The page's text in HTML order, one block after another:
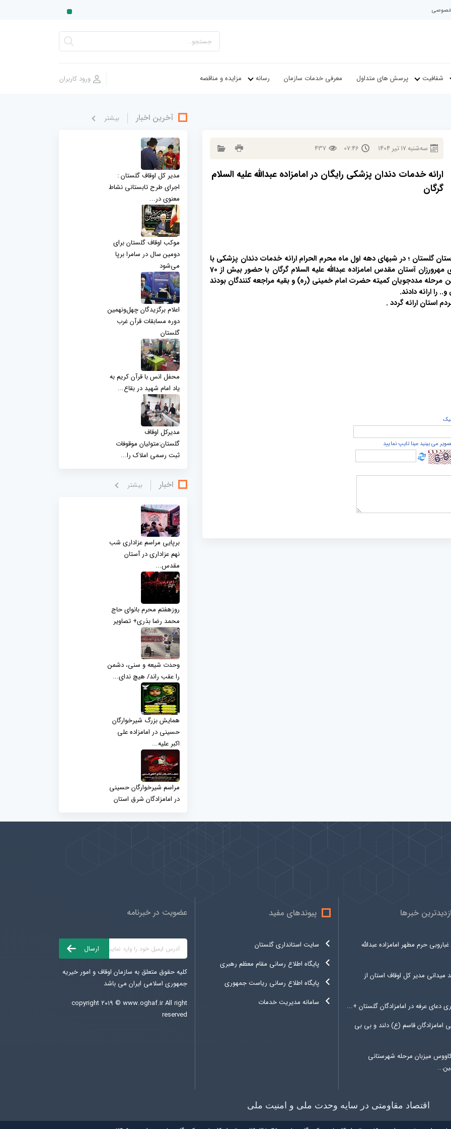
خصوصی
شفافیت پرسش های متداول معرفی خدمات سازمان رسانه مزایده و مناقصه
سه‌شنبه17تير 1404
07:46
437
ارائه خدمات دندان پزشکی رایگان در امامزاده عبدالله علیه السلام
گرگان
گلستان ؛ در شبهای دهه اول ماه محرم الحرام ارائه خدمات دندان پزشکی با
همکاری گروه جهادی درمانی مشکات و مرکز نیکوکاری مهرورزان آستان مقدس امامزاده عبدالله علیه السلام گرگان با حضور بیش از 70
مددجویان کمیته حضرت امام خمینی (ره) و بقیه مراجعه کنندگان بودند
ارائه دادند.
استان ارائه گردد .
می بینید عینا تایپ نمایید
آخرین اخبار بيشتر
مدیر کل اوقاف گلستان :
اجرای طرح تابستانی نشاط
معنوی در...
موکب اوقاف گلستان برای
دومین سال در سامرا برپا
می‌شود
اعلام برگزیدگان چهل‌ونهمین
دوره مسابقات قرآن غرب
گلستان
محفل انس با قرآن کریم به
یاد امام شهید در بقاع...
مدیرکل اوقاف
گلستان:متولیان موقوفات
ثبت رسمی املاک را...
اخبار بيشتر
برپایی مراسم عزاداری شب
نهم عزاداری در آستان
مقدس...
روزهفتم محرم بانوای حاج
محمد رضا بذری+ تصاویر
وحدت شیعه و سنی، دشمن
را عقب راند/ هیچ ندای...
همایش بزرگ شیرخوارگان
حسینی در امامزاده علی
اکبر علیه...
مراسم شیرخوارگان حسینی
در امامزادگان شرق استان
خبرها
حرم مطهر امامزاده عبدالله
میدانی مدیر کل اوقاف استان از
دعای عرفه در امامزادگان گلستان +...
امامزادگان قاسم (ع) دلند و بی بی
میزبان مرحله شهرستانی
پیوندهای مفید
سایت استانداری گلستان
پایگاه اطلاع رسانی مقام معظم رهبری
پایگاه اطلاع رسانی ریاست جمهوری
سامانه مدیریت خدمات
عضویت در خبرنامه
کلیه حقوق متعلق به سازمان اوقاف و امور خیریه
جمهوری اسلامی ایران می باشد
copyright ۲۰۱۹ © www.oghaf.irAll right
reserved
اقتصاد مقاومتی در سایه وحدت ملی و امنیت ملی